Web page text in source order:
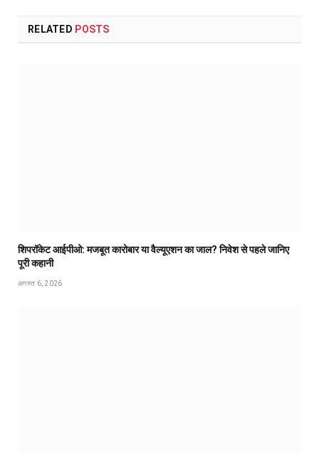
RELATED POSTS
शिपरॉकेट आईपीओ: मजबूत कारोबार या वैल्यूएशन का जाल? निवेश से पहले जानिए
पूरी कहानी
अगस्त 6, 2026